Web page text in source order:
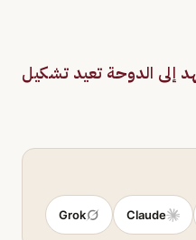
إلى الدوحة تعيد تشكيل
Claude
Grok